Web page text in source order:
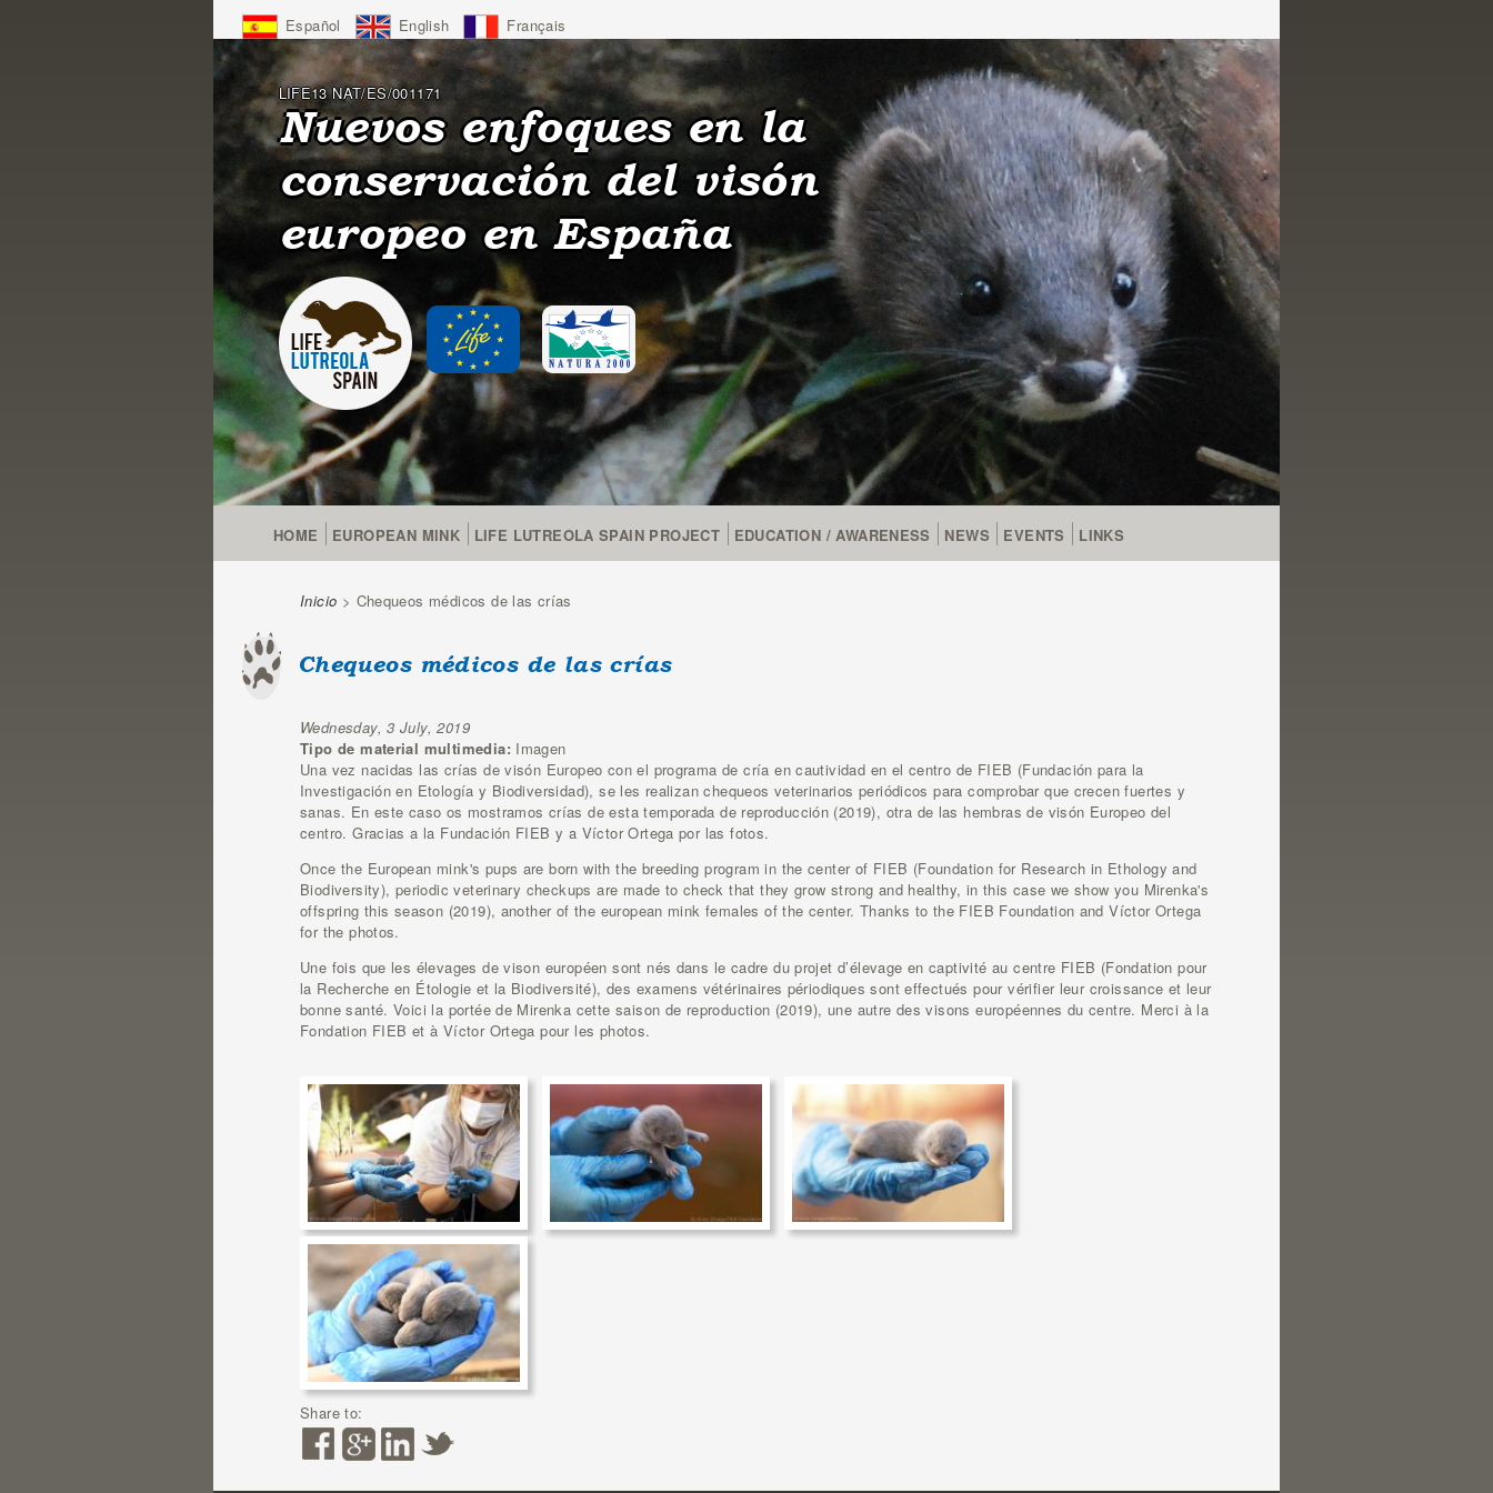
Español English Français
LIFE13 NAT/ES/001171
Nuevos enfoques en la
conservación del visón
europeo en España
HOME EUROPEAN MINK LIFE LUTREOLA SPAIN PROJECT EDUCATION / AWARENESS NEWS EVENTS LINKS
You are here
Inicio > Chequeos médicos de las crías
Chequeos médicos de las crías
Wednesday, 3 July, 2019
Tipo de material multimedia: Imagen
Una vez nacidas las crías de visón Europeo con el programa de cría en cautividad en el centro de FIEB (Fundación para la
Investigación en Etología y Biodiversidad), se les realizan chequeos veterinarios periódicos para comprobar que crecen fuertes y
sanas. En este caso os mostramos crías de esta temporada de reproducción (2019), otra de las hembras de visón Europeo del
centro. Gracias a la Fundación FIEB y a Víctor Ortega por las fotos.
Once the European mink's pups are born with the breeding program in the center of FIEB (Foundation for Research in Ethology and
Biodiversity), periodic veterinary checkups are made to check that they grow strong and healthy, in this case we show you Mirenka's
offspring this season (2019), another of the european mink females of the center. Thanks to the FIEB Foundation and Víctor Ortega
for the photos.
Une fois que les élevages de vison européen sont nés dans le cadre du projet d’élevage en captivité au centre FIEB (Fondation pour
la Recherche en Étologie et la Biodiversité), des examens vétérinaires périodiques sont effectués pour vérifier leur croissance et leur
bonne santé. Voici la portée de Mirenka cette saison de reproduction (2019), une autre des visons européennes du centre. Merci à la
Fondation FIEB et à Víctor Ortega pour les photos.
Share to: